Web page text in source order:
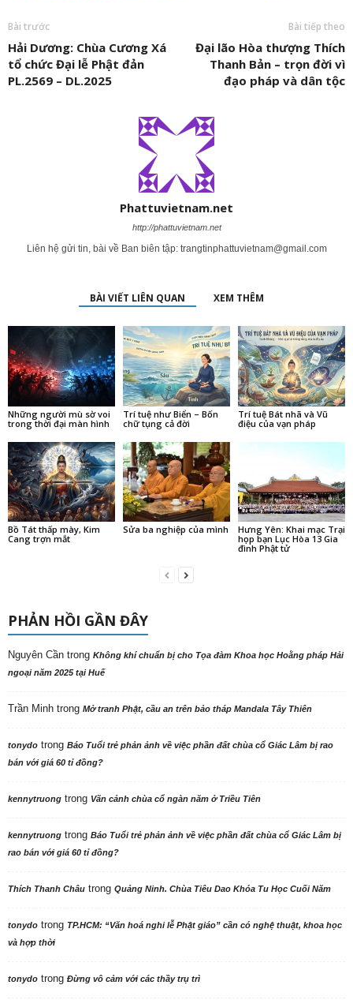
Bài trước
Hải Dương: Chùa Cương Xá
tổ chức Đại lễ Phật đản
PL.2569 – DL.2025
Bài tiếp theo
Đại lão Hòa thượng Thích
Thanh Bản – trọn đời vì
đạo pháp và dân tộc
Phattuvietnam.net
http://phattuvietnam.net
Liên hệ gửi tin, bài về Ban biên tập: trangtinphattuvietnam@gmail.com
BÀI VIẾT LIÊN QUAN XEM THÊM
Những người mù sờ voi
trong thời đại màn hình
Trí tuệ như Biển – Bốn
chữ tụng cả đời
Trí tuệ Bát nhã và Vũ
điệu của vạn pháp
Bồ Tát thấp mày, Kim
Cang trợn mắt
Sửa ba nghiệp của mình
Hưng Yên: Khai mạc Trại
họp bạn Lục Hòa 13 Gia
đình Phật tử
PHẢN HỒI GẦN ĐÂY
Nguyên Cần trong Không khí chuẩn bị cho Tọa đàm Khoa học Hoằng pháp Hải
ngoại năm 2025 tại Huế
Trần Minh trong Mở tranh Phật, cầu an trên bảo tháp Mandala Tây Thiên
tonydo trong Báo Tuổi trẻ phản ảnh về việc phần đất chùa cổ Giác Lâm bị rao
bán với giá 60 tỉ đồng?
kennytruong trong Vãn cảnh chùa cổ ngàn năm ở Triều Tiên
kennytruong trong Báo Tuổi trẻ phản ảnh về việc phần đất chùa cổ Giác Lâm bị
rao bán với giá 60 tỉ đồng?
Thích Thanh Châu trong Quảng Ninh. Chùa Tiêu Dao Khóa Tu Học Cuối Năm
tonydo trong TP.HCM: “Văn hoá nghi lễ Phật giáo” cần có nghệ thuật, khoa học
và hợp thời
tonydo trong Đừng vô cảm với các thầy trụ trì